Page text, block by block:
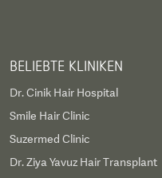
BELIEBTE KLINIKEN
Dr. Cinik Hair Hospital
Smile Hair Clinic
Suzermed Clinic
Dr. Ziya Yavuz Hair Transplant